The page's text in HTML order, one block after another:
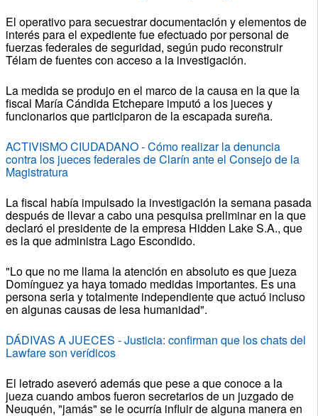
El operativo para secuestrar documentación y elementos de
interés para el expediente fue efectuado por personal de
fuerzas federales de seguridad, según pudo reconstruir
Télam de fuentes con acceso a la investigación.
La medida se produjo en el marco de la causa en la que la
fiscal María Cándida Etchepare imputó a los jueces y
funcionarios que participaron de la escapada sureña.
ACTIVISMO CIUDADANO - Cómo realizar la denuncia
contra los jueces federales de Clarín ante el Consejo de la
Magistratura
La fiscal había impulsado la investigación la semana pasada
después de llevar a cabo una pesquisa preliminar en la que
declaró el presidente de la empresa Hidden Lake S.A., que
es la que administra Lago Escondido.
"Lo que no me llama la atención en absoluto es que jueza
Domínguez ya haya tomado medidas importantes. Es una
persona seria y totalmente independiente que actuó incluso
en algunas causas de lesa humanidad".
DÁDIVAS A JUECES - Justicia: confirman que los chats del
Lawfare son verídicos
El letrado aseveró además que pese a que conoce a la
jueza cuando ambos fueron secretarios de un juzgado de
Neuquén, "jamás" se le ocurría influir de alguna manera en